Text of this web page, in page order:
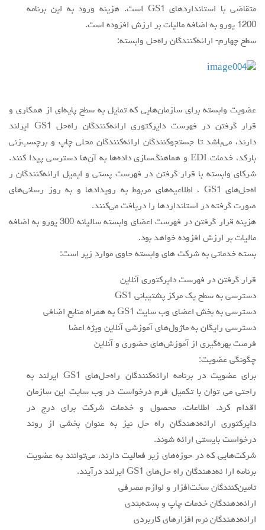
متقاضي با استانداردهاي GS1 است. هزينه ورود به اين برنامه
1200 يورو به اضافه ماليات بر ارزش افزوده است.
سطح چهارم- ارائه‌كنندگان راه‌حل وابسته:
عضويت وابسته براي سازمان‌هايي كه تمايل به سطح پايه‌اي از همكاري و
قرار گرفتن در فهرست دايركتوري ارائه‌كنندگان راه‌حل GS1 ايرلند
دارند، مي‌باشد تا جستجوكنندگان ارائه‌كنندگان محلي چاپ و برچسب‌زني
باركد، خدمات EDI و هماهنگ‌سازي داده‌ها به آن‌ها دسترسي پيدا كنند.
شركاي وابسته با قرار گرفتن در فهرست پستي و ايميل ارائه‌كنندگان ر
اه‌حل‌هاي GS1 ، اطلاعيه‌هاي مربوط به رويدادها و به روز رساني‌هاي
صورت گرفته در استانداردها را دريافت مي‌كنند.
هزينه قرار گرفتن در فهرست اعضاي وابسته ساليانه 300 يورو به اضافه
ماليات بر ارزش افزوده خواهد بود.
بسته خدماتي به شركت هاي وابسته حاوي موارد زير است:
قرار گرفتن در فهرست دايركتوري آنلاين
دسترسي به سطح يك مركز پشتيباني GS1
دسترسي به بخش اعضاي وب سايت GS1 به همراه منابع اضافي
دسترسي رايگان به ماژول‌هاي آموزشي آنلاين ويژه اعضا
فرصت بهره‌گيري از آموزش‌هاي حضوري و آنلاين
چگونگي عضويت:
براي عضويت در برنامه ارائه‌كنندگان راه‌حل‌هاي GS1 ايرلند به
راحتي مي توان با تكميل فرم درخواست در وب سايت اين سازمان
اقدام كرد. اطلاعات، محصول و خدمات شركت براي درج در
دايركتوري ارائه‌دهندگان راه حل نيز به عنوان بخشي از روند
درخواست بايستي ارائه شوند.
شركت‌هايي كه در حوزه‌هاي زير فعاليت دارند، مي‌توانند به عضويت
برنامه ارا ئه‌دهندگان راه حل‌هاي GS1 ايرلند درآيند.
تامين‌كنندگان سخت‌افزار و لوازم مصرفي
ارائه‌دهندگان خدمات چاپ و بسته‌بندي
ارائه‌دهندگان نرم افزارهاي كاربردي